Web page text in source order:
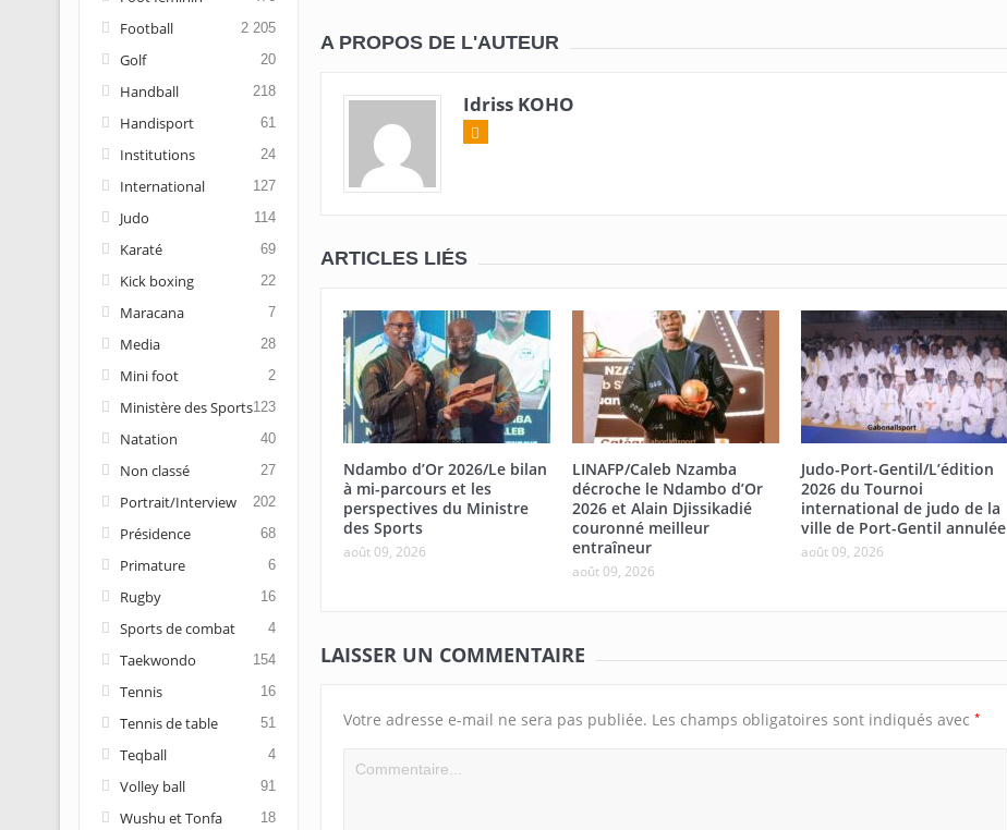
A PROPOS DE L'AUTEUR
Idriss KOHO
ARTICLES LIÉS
Ndambo d’Or 2026/Le bilan
à mi-parcours et les
perspectives du Ministre
des Sports
août 09, 2026
LINAFP/Caleb Nzamba
décroche le Ndambo d’Or
2026 et Alain Djissikadié
couronné meilleur
entraîneur
août 09, 2026
Judo-Port-Gentil/L’édition
2026 du Tournoi
international de judo de la
ville de Port-Gentil annulée
août 09, 2026
LAISSER UN COMMENTAIRE
Votre adresse e-mail ne sera pas publiée. Les champs obligatoires sont indiqués avec *
Football 2 205
Golf 20
Handball 218
Handisport 61
Institutions 24
International 127
Judo 114
Karaté 69
Kick boxing 22
Maracana 7
Media 28
Mini foot 2
Ministère des Sports123
Natation 40
Non classé 27
Portrait/Interview 202
Présidence 68
Primature 6
Rugby 16
Sports de combat 4
Taekwondo 154
Tennis 16
Tennis de table 51
Teqball 4
Volley ball 91
Wushu et Tonfa 18